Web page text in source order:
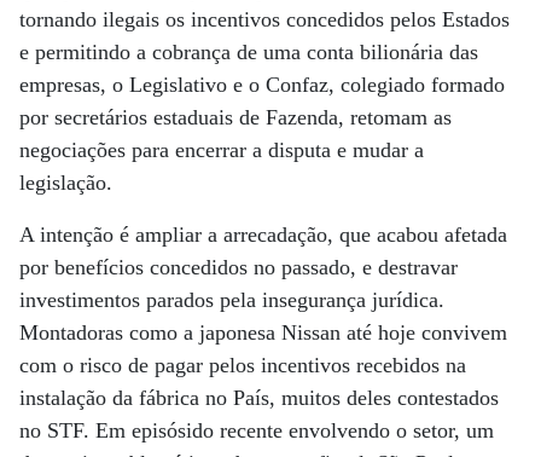
tornando ilegais os incentivos concedidos pelos Estados
e permitindo a cobrança de uma conta bilionária das
empresas, o Legislativo e o Confaz, colegiado formado
por secretários estaduais de Fazenda, retomam as
negociações para encerrar a disputa e mudar a
legislação.
A intenção é ampliar a arrecadação, que acabou afetada
por benefícios concedidos no passado, e destravar
investimentos parados pela insegurança jurídica.
Montadoras como a japonesa Nissan até hoje convivem
com o risco de pagar pelos incentivos recebidos na
instalação da fábrica no País, muitos deles contestados
no STF. Em episósido recente envolvendo o setor, um